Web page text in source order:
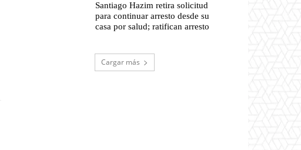
Santiago Hazim retira solicitud
para continuar arresto desde su
casa por salud; ratifican arresto
Cargar más